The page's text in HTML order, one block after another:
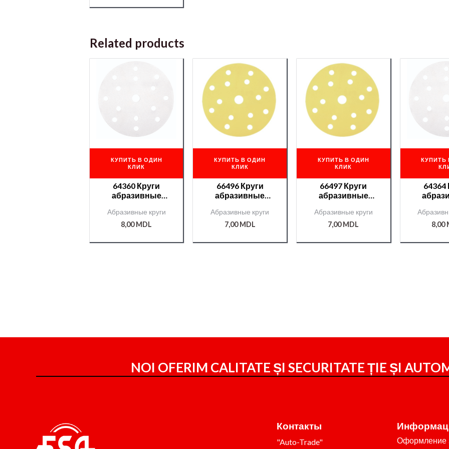
Related products
КУПИТЬ В ОДИН
КЛИК
64360 Круги
абразивные
15отв. P80
Абразивные круги
8,00MDL
КУПИТЬ В ОДИН
КЛИК
66496 Круги
абразивные
PLUS 15отв. P220
Абразивные круги
7,00MDL
КУПИТЬ В ОДИН
КЛИК
66497 Круги
абразивные
PLUS 15отв. P240
Абразивные круги
7,00MDL
КУПИТЬ
64364
8,00
NOI OFERIM CALITATE ȘI SECURITATE ȚIE ȘI
Контакты
"Auto-Trade" Оформление